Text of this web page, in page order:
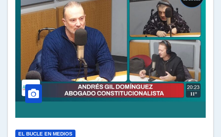
EL BUCLE EN MEDIOS